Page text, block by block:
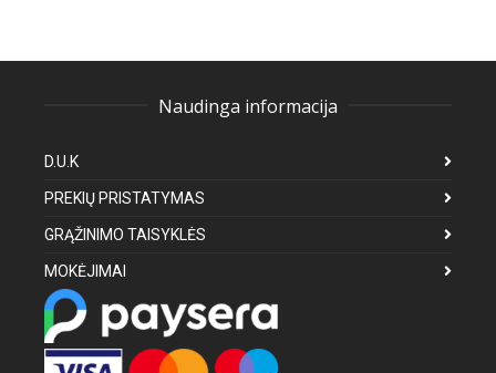
Naudinga informacija
D.U.K
PREKIŲ PRISTATYMAS
GRĄŽINIMO TAISYKLĖS
MOKĖJIMAI